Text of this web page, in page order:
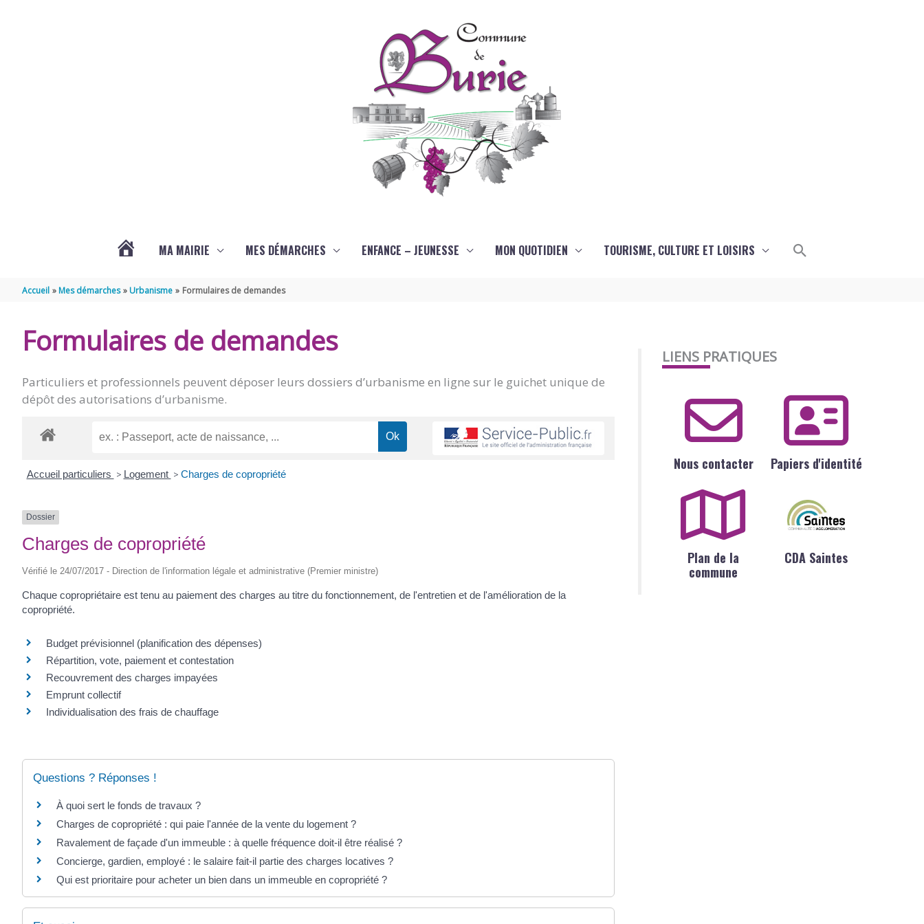
MA MAIRIE MES DÉMARCHES ENFANCE – JEUNESSE MON QUOTIDIEN TOURISME, CULTURE ET LOISIRS Rechercher
Accueil Mes démarches Urbanisme Formulaires de demandes
Formulaires de demandes
Particuliers et professionnels peuvent déposer leurs dossiers d’urbanisme en ligne sur le guichet unique de
dépôt des autorisations d’urbanisme.
Accueil particuliers > Logement > Charges de copropriété
Dossier
Charges de copropriété
Vérifié le 24/07/2017 - Direction de l'information légale et administrative (Premier ministre)
Chaque copropriétaire est tenu au paiement des charges au titre du fonctionnement, de l'entretien et de l'amélioration de la
copropriété.
Budget prévisionnel (planification des dépenses)
Répartition, vote, paiement et contestation
Recouvrement des charges impayées
Emprunt collectif
Individualisation des frais de chauffage
Questions ? Réponses !
À quoi sert le fonds de travaux ?
Charges de copropriété : qui paie l'année de la vente du logement ?
Ravalement de façade d'un immeuble : à quelle fréquence doit-il être réalisé ?
Concierge, gardien, employé : le salaire fait-il partie des charges locatives ?
Qui est prioritaire pour acheter un bien dans un immeuble en copropriété ?
LIENS PRATIQUES
Nous contacter Papiers d'identité
Plan de la
commune
CDA Saintes